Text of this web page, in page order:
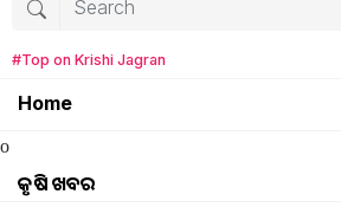
#Top on Krishi Jagran
Home
o
କୃଷି ଖବର